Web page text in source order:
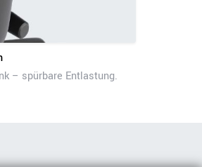
– spürbare Entlastung.